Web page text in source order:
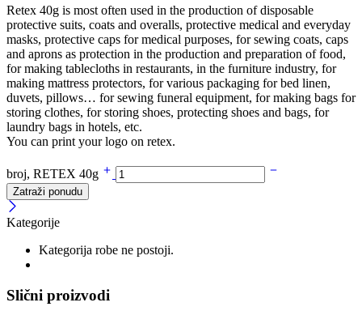
Retex 40g is most often used in the production of disposable
protective suits, coats and overalls, protective medical and everyday
masks, protective caps for medical purposes, for sewing coats, caps
and aprons as protection in the production and preparation of food,
for making tablecloths in restaurants, in the furniture industry, for
making mattress protectors, for various packaging for bed linen,
duvets, pillows… for sewing funeral equipment, for making bags for
storing clothes, for storing shoes, protecting shoes and bags, for
laundry bags in hotels, etc.
You can print your logo on retex.
broj, RETEX 40g
Zatraži ponudu
Kategorije
Kategorija robe ne postoji.
Slični proizvodi